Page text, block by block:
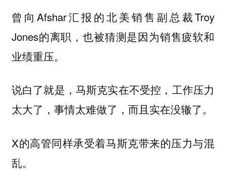
曾向Afshar汇报的北美销售副总裁Troy
Jones的离职，也被猜测是因为销售疲软和
业绩重压。
说白了就是，马斯克实在不受控，工作压力
太大了，事情太难做了，而且实在没辙了。
X的高管同样承受着马斯克带来的压力与混
乱。